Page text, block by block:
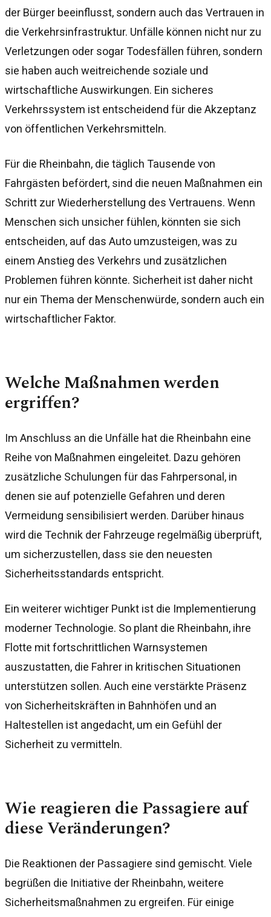
der Bürger beeinflusst, sondern auch das Vertrauen in
die Verkehrsinfrastruktur. Unfälle können nicht nur zu
Verletzungen oder sogar Todesfällen führen, sondern
sie haben auch weitreichende soziale und
wirtschaftliche Auswirkungen. Ein sicheres
Verkehrssystem ist entscheidend für die Akzeptanz
von öffentlichen Verkehrsmitteln.
Für die Rheinbahn, die täglich Tausende von
Fahrgästen befördert, sind die neuen Maßnahmen ein
Schritt zur Wiederherstellung des Vertrauens. Wenn
Menschen sich unsicher fühlen, könnten sie sich
entscheiden, auf das Auto umzusteigen, was zu
einem Anstieg des Verkehrs und zusätzlichen
Problemen führen könnte. Sicherheit ist daher nicht
nur ein Thema der Menschenwürde, sondern auch ein
wirtschaftlicher Faktor.
Welche Maßnahmen werden
ergriffen?
Im Anschluss an die Unfälle hat die Rheinbahn eine
Reihe von Maßnahmen eingeleitet. Dazu gehören
zusätzliche Schulungen für das Fahrpersonal, in
denen sie auf potenzielle Gefahren und deren
Vermeidung sensibilisiert werden. Darüber hinaus
wird die Technik der Fahrzeuge regelmäßig überprüft,
um sicherzustellen, dass sie den neuesten
Sicherheitsstandards entspricht.
Ein weiterer wichtiger Punkt ist die Implementierung
moderner Technologie. So plant die Rheinbahn, ihre
Flotte mit fortschrittlichen Warnsystemen
auszustatten, die Fahrer in kritischen Situationen
unterstützen sollen. Auch eine verstärkte Präsenz
von Sicherheitskräften in Bahnhöfen und an
Haltestellen ist angedacht, um ein Gefühl der
Sicherheit zu vermitteln.
Wie reagieren die Passagiere auf
diese Veränderungen?
Die Reaktionen der Passagiere sind gemischt. Viele
begrüßen die Initiative der Rheinbahn, weitere
Sicherheitsmaßnahmen zu ergreifen. Für einige